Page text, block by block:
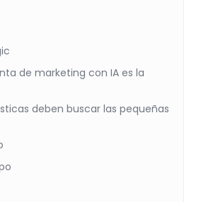
de marketing con IA es la
deben buscar las pequeñas